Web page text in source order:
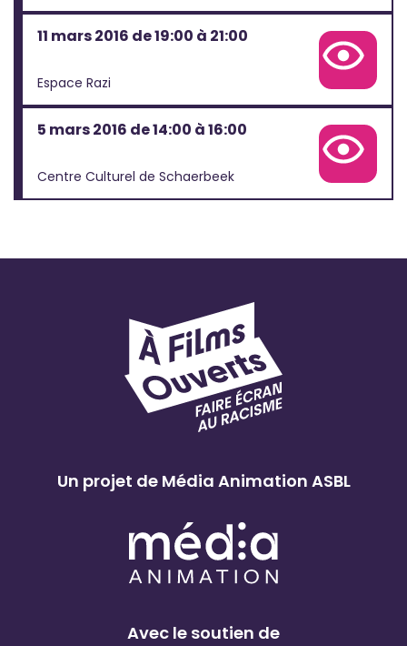
11 mars 2016 de 19:00 à 21:00
Espace Razi
Voir la fiche complète de cette projection
5 mars 2016 de 14:00 à 16:00
Centre Culturel de Schaerbeek
Voir la fiche complète de cette projection
Un projet de Média Animation ASBL
Avec le soutien de